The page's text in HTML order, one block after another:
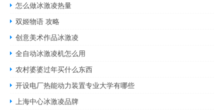
怎么做冰激凌热量
双姬物语 攻略
创意美术作品冰激凌
全自动冰激凌机怎么用
农村婆婆过年买什么东西
开设电厂热能动力装置专业大学有哪些
上海中心冰激凌品牌